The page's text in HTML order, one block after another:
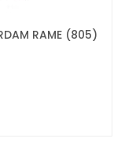
RAME (805)